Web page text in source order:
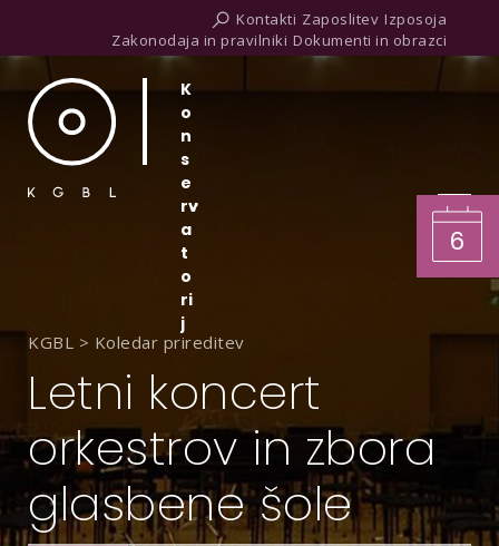
Kontakti Zaposlitev Izposoja
Zakonodaja in pravilniki Dokumenti in obrazci
K
o
n
s
e
rv
a
t
o
ri
j
6
KGBL > Koledar prireditev
Letni koncert
orkestrov in zbora
glasbene šole